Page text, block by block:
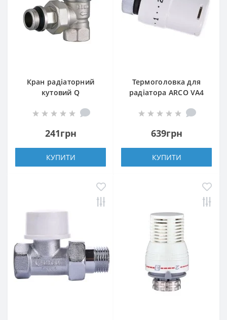
Кран радіаторний
кутовий Q
NV-QP5007 під ключ з
241грн
КУПИТИ
Термоголовка для
радіатора ARCO VA4
639грн
КУПИТИ